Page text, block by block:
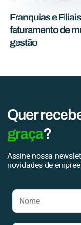
Franquias e
faturamento de
gestão
Quer
graça?
Assine nossa
novidades de